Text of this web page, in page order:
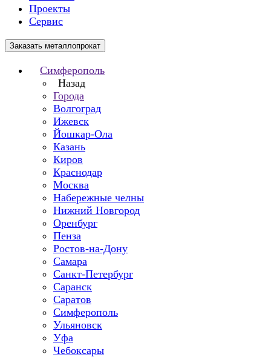
Проекты
Сервис
Заказать металлопрокат
Симферополь
Назад
Города
Волгоград
Ижевск
Йошкар-Ола
Казань
Киров
Краснодар
Москва
Набережные челны
Нижний Новгород
Оренбург
Пенза
Ростов-на-Дону
Самара
Санкт-Петербург
Саранск
Саратов
Симферополь
Ульяновск
Уфа
Чебоксары